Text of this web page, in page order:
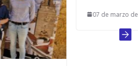
marzo de 2017